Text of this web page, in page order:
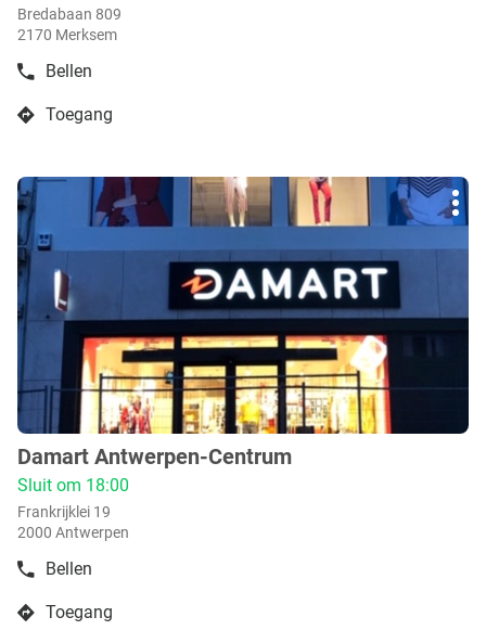
Bredabaan 809
2170 Merksem
Bellen
de
DamartToegang
naar
Damart
Antwerpen-
Merksem
Druk
op
de
ENTER
toets
voor
meer
boetiek
:
Damart Antwerpen-Centrum
Sluit om 18:00
Frankrijklei 19
2000 Antwerpen
Bellen
de
DamartToegang
naar